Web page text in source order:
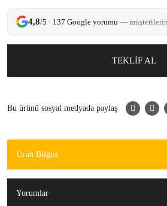
4,8/5 · 137 Google yorumu —
TEKLİF AL
Bu ürünü sosyal medyada paylaş
Ürün Bilgisi
Yorumlar